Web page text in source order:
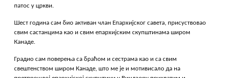
патос у цркви.
Шест година сам био активан члан Епархијског савета, присуствовао
свим састанцима као и свим епархијским скупштинама широм
Канаде.
Градио сам поверења са браћом и сестрама као и са свим
свештенством широм Канаде, што ме је и мотивисало да на